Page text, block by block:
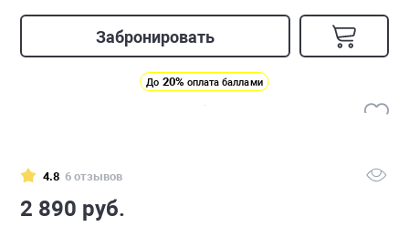
Забронировать
До 20% оплата баллами
4.8 6 отзывов
2 890 руб.